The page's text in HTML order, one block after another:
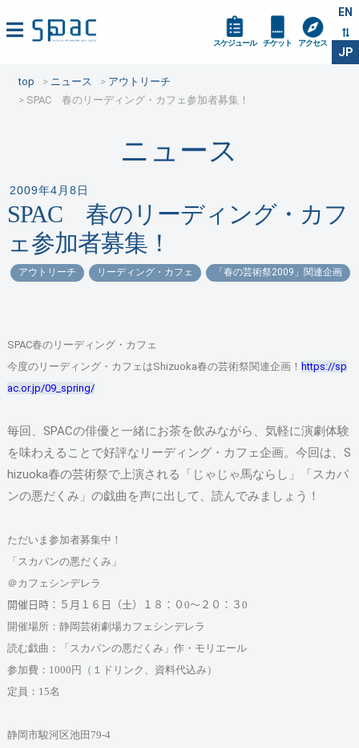
EN
JP
スケジュール チケット アクセス
top ニュース
アウトリーチ
SPAC 春のリーディング・カフェ参加者募集！
ニュース
2009年4月8日
SPAC 春のリーディング・カフ
ェ参加者募集！
アウトリーチ リーディング・カフェ 「春の芸術祭2009」関連企画
SPAC春のリーディング・カフェ
今度のリーディング・カフェはShizuoka春の芸術祭関連企画！ https://sp
ac.or.jp/09_spring/
毎回、SPACの俳優と一緒にお茶を飲みながら、気軽に演劇体験
を味わえることで好評なリーディング・カフェ企画。今回は、S
hizuoka春の芸術祭で上演される「じゃじゃ馬ならし」「スカパ
ンの悪だくみ」の戯曲を声に出して、読んでみましょう！
ただいま参加者募集中！
「スカパンの悪だくみ」
＠カフェシンデレラ
開催日時：５月１６日（土）１８：０ 0～２０：３ 0
開催場所：静岡芸術劇場カフェシンデレラ
読む戯曲：「スカパンの悪だくみ」作・モリエール
参加費： 1000 円（１ドリンク、資料代込み）
定員： 15名
静岡市駿河区池田 79-4